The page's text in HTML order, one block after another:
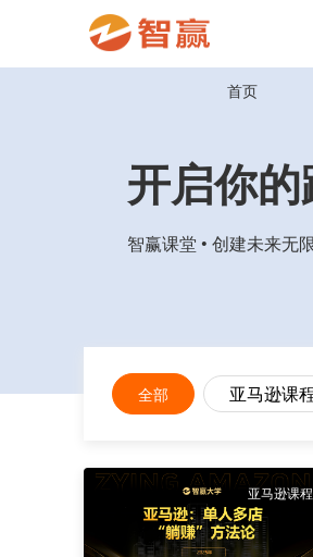
首页
开启你
智赢课堂 • 创建未来无
全部 亚马逊课
亚马逊课程